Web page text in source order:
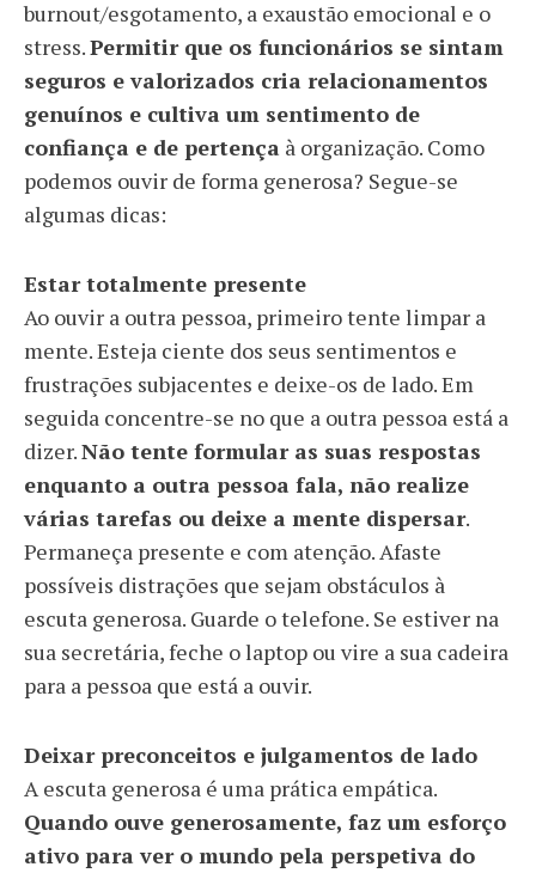
burnout/esgotamento, a exaustão emocional e o
stress.Permitir que os funcionários se sintam
seguros e valorizados cria relacionamentos
genuínos e cultiva um sentimento de
confiança e de pertença à organização. Como
podemos ouvir de forma generosa? Segue-se
algumas dicas:
Estar totalmente presente
Ao ouvir a outra pessoa, primeiro tente limpar a
mente. Esteja ciente dos seus sentimentos e
frustrações subjacentes e deixe-os de lado. Em
seguida concentre-se no que a outra pessoa está a
dizer.Não tente formular as suas respostas
enquanto a outra pessoa fala, não realize
várias tarefas ou deixe a mente dispersar.
Permaneça presente e com atenção. Afaste
possíveis distrações que sejam obstáculos à
escuta generosa. Guarde o telefone. Se estiver na
sua secretária, feche o laptop ou vire a sua cadeira
para a pessoa que está a ouvir.
Deixar preconceitos e julgamentos de lado
A escuta generosa é uma prática empática.
Quando ouve generosamente, faz um esforço
ativo para ver o mundo pela perspetiva do